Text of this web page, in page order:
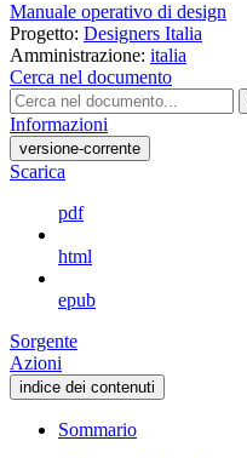
Manuale operativo di design
Progetto: Designers Italia
Amministrazione: italia
Cerca nel documento
Informazioni
versione-corrente
Scarica
pdf
html
epub
Sorgente
Azioni
indice dei contenuti
Sommario